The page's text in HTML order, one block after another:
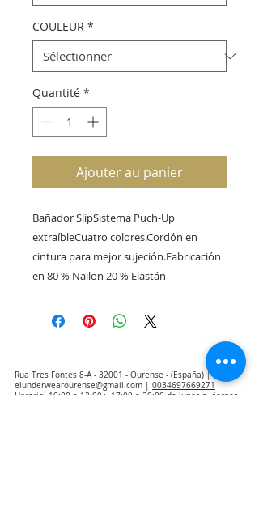
COULEUR *
Quantité *
Ajouter au panier
Bañador SlipSistema Puch-Up
extraíbleCuatro colores.Cordón en
cintura para mejor sujeción.Fabricación
en 80 % Nailon 20 % Elastán
Rua Tres Fontes 8-A - 32001 - Ourense - (España) |
elunderwearourense@gmail.com
0034697669271
Horario: 10:00 a 13:00 y 17:00 a 20:00 de lunes a viernes